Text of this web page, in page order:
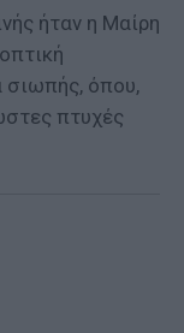
ήταν η Μαίρη
σιωπής, όπου,
πτυχές